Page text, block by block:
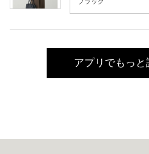
アプリでもっと